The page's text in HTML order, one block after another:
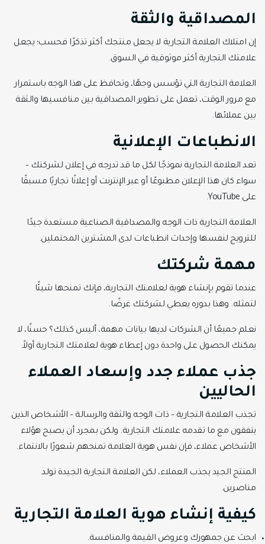
المصداقية والثقة
إن امتلاك العلامة التجارية لا يجعل منتجك أكثر تذكرًا فحسب؛ يجعل
علامتك التجارية أكثر موثوقية في السوق.
العلامة التجارية التي تؤسس وجهًا، وتحافظ على هذا الوجه باستمرار
مع مرور الوقت، تعمل على تطوير المصداقية بين منافسيها والثقة
بين عملائها.
الانطباعات الإعلانية
تعد العلامة التجارية نموذجًا لكل ما قد تدرجه في إعلان لشركتك –
سواء كان هذا الإعلان مطبوعًا أو عبر الإنترنت أو إعلانًا تجاريًا مسبقًا
على YouTube.
العلامة التجارية ذات الوجه والمصداقية الصناعية مستعدة جيدًا
للترويج لنفسها وإحداث انطباعات لدى المشترين المحتملين.
مهمة شركتك
عندما تقوم بإنشاء هوية لعلامتك التجارية، فإنك تمنحها شيئًا
لتمثله. وهذا بدوره يعطي لشركتك غرضًا.
نعلم جميعًا أن الشركات لديها بيانات مهمة، أليس كذلك؟ حسنًا، لا
يمكنك الحصول على واحدة دون إعطاء هوية لعلامتك التجارية أولاً.
جذب عملاء جدد وإسعاد العملاء
الحاليين
تجذب العلامة التجارية – ذات الوجه والثقة والرسالة – الأشخاص الذين
يتفقون مع ما تقدمه علامتك التجارية. ولكن بمجرد أن يصبح هؤلاء
الأشخاص عملاء، فإن نفس هوية العلامة تمنحهم شعورًا بالانتماء.
المنتج الجيد يجذب العملاء، لكن العلامة التجارية الجيدة تولد
مناصرين.
كيفية إنشاء هوية العلامة التجارية
ابحث عن جمهورك وعروض القيمة والمنافسة.